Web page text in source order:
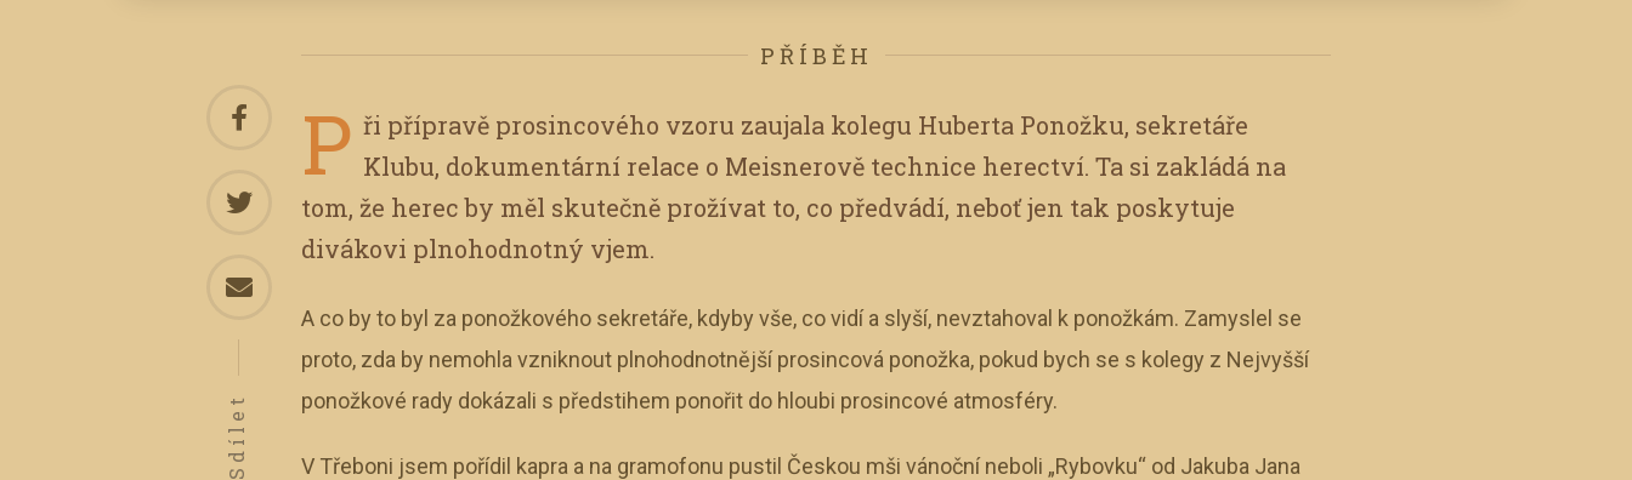
PŘÍBĚH
P ři přípravě prosincového vzoru zaujala kolegu Huberta Ponožku, sekretáře
Klubu, dokumentární relace o Meisnerově technice herectví. Ta si zakládá na
tom, že herec by měl skutečně prožívat to, co předvádí, neboť jen tak poskytuje
divákovi plnohodnotný vjem.
A co by to byl za ponožkového sekretáře, kdyby vše, co vidí a slyší, nevztahoval k ponožkám. Zamyslel se
proto, zda by nemohla vzniknout plnohodnotnější prosincová ponožka, pokud bych se s kolegy z Nejvyšší
ponožkové rady dokázali s předstihem ponořit do hloubi prosincové atmosféry.
V Třeboni jsem pořídil kapra a na gramofonu pustil Českou mši vánoční neboli „Rybovku“ od Jakuba Jana
Sdílet